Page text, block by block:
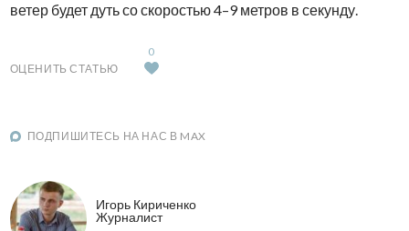
ветер будет дуть со скоростью 4–9 метров в секунду.
ОЦЕНИТЬ СТАТЬЮ
0
ПОДПИШИТЕСЬ НА НАС В MAX
Игорь Кириченко
Журналист